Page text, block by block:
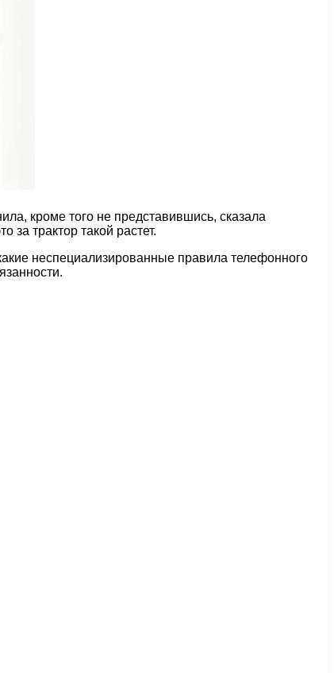
кроме того не представившись, сказала
за трактор такой растет.
неспециализированные правила телефонного